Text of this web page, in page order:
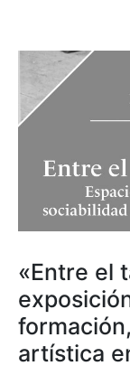
«Entre el
artística